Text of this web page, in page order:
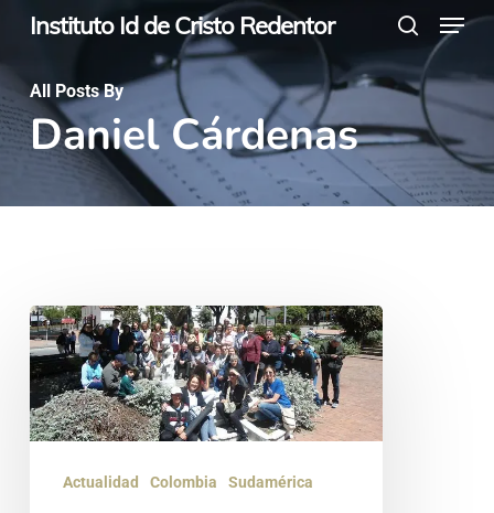
Skip
main
content
Instituto Id de Cristo Redentor
search
Menu
All Posts By
Daniel Cárdenas
Peregrinación
a
la
iglesia
Actualidad Colombia Sudamérica